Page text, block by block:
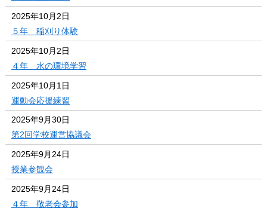
2025年10月2日
５年 稲刈り体験
2025年10月2日
４年 水の環境学習
2025年10月1日
運動会応援練習
2025年9月30日
第2回学校運営協議会
2025年9月24日
授業参観会
2025年9月24日
４年 敬老会参加